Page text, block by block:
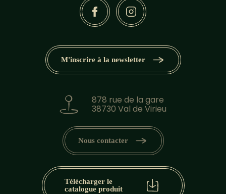
878 rue de la gare
38730 Val de Virieu
Nous contacter
M'inscrire à la newsletter
Télécharger le
catalogue produit